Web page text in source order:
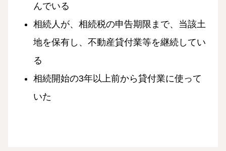
んでいる
相続人が、相続税の申告期限まで、当該土
地を保有し、不動産貸付業等を継続してい
る
相続開始の3年以上前から貸付業に使って
いた